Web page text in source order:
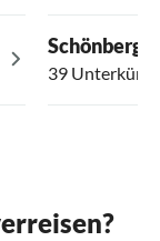
Schönberg
39